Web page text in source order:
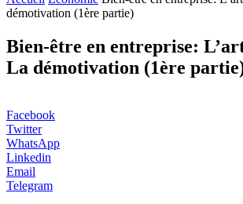
démotivation (1ère partie)
Bien-être en entreprise:
La démotivation (1ère
Facebook
Twitter
WhatsApp
Linkedin
Email
Telegram